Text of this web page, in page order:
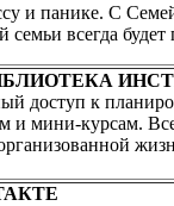
и панике. С
всегда будет
доступ к
и мини-курсам.